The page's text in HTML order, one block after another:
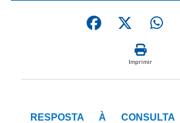
Imprimir
RESPOSTA À CONSULTA